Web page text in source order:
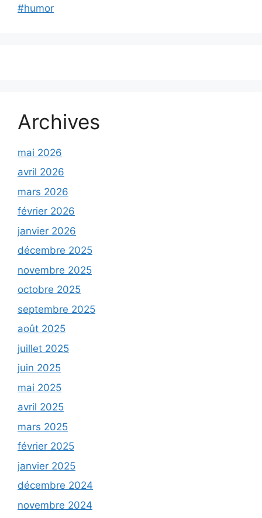
#humor
Archives
mai 2026
avril 2026
mars 2026
février 2026
janvier 2026
décembre 2025
novembre 2025
octobre 2025
septembre 2025
août 2025
juillet 2025
juin 2025
mai 2025
avril 2025
mars 2025
février 2025
janvier 2025
décembre 2024
novembre 2024